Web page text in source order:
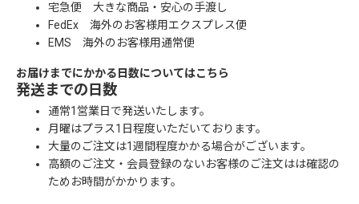
宅急便 大きな商品・安心の手渡し
FedEx 海外のお客様用エクスプレス便
EMS 海外のお客様用通常便
お届けまでにかかる日数についてはこちら
発送までの日数
通常1営業日で発送いたします。
月曜はプラス1日程度いただいております。
大量のご注文は1週間程度かかる場合がございます。
高額のご注文・会員登録のないお客様のご注文はは確認の
ためお時間がかかります。